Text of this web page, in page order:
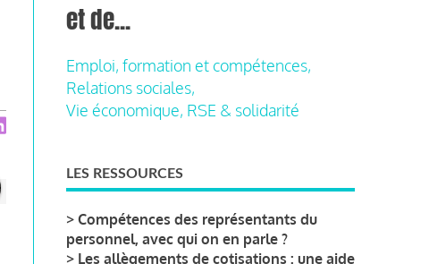
et de...
Emploi, formation et compétences,
Relations sociales,
Vie économique, RSE & solidarité
LES RESSOURCES
> Compétences des représentants du
personnel, avec qui on en parle ?
> Les allègements de cotisations : une aide